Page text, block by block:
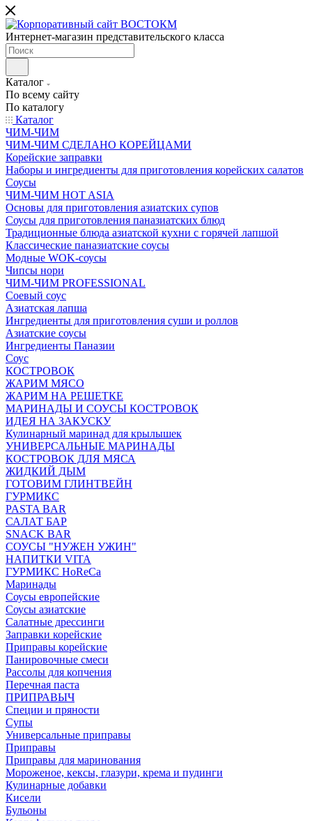
Интернет-магазин представительского класса
Каталог
По всему сайту
По каталогу
Каталог
ЧИМ-ЧИМ
ЧИМ-ЧИМ СДЕЛАНО КОРЕЙЦАМИ
Корейские заправки
Наборы и ингредиенты для приготовления корейских салатов
Соусы
ЧИМ-ЧИМ HOT ASIA
Основы для приготовления азиатских супов
Соусы для приготовления паназиатских блюд
Традиционные блюда азиатской кухни с горячей лапшой
Классические паназиатские соусы
Модные WOK-соусы
Чипсы нори
ЧИМ-ЧИМ PROFESSIONAL
Соевый соус
Азиатская лапша
Ингредиенты для приготовления суши и роллов
Азиатские соусы
Ингредиенты Паназии
Соус
КОСТРОВОК
ЖАРИМ МЯСО
ЖАРИМ НА РЕШЕТКЕ
МАРИНАДЫ И СОУСЫ КОСТРОВОК
ИДЕЯ НА ЗАКУСКУ
Кулинарный маринад для крылышек
УНИВЕРСАЛЬНЫЕ МАРИНАДЫ
КОСТРОВОК ДЛЯ МЯСА
ЖИДКИЙ ДЫМ
ГОТОВИМ ГЛИНТВЕЙН
ГУРМИКС
PASTA BAR
САЛАТ БАР
SNACK BAR
СОУСЫ "НУЖЕН УЖИН"
НАПИТКИ VITA
ГУРМИКС HoReCa
Маринады
Соусы европейские
Соуcы азиатские
Салатные дрессинги
Заправки корейские
Приправы корейские
Панировочные смеси
Рассолы для копчения
Перечная паста
ПРИПРАВЫЧ
Специи и пряности
Супы
Универсальные приправы
Приправы
Приправы для маринования
Мороженое, кексы, глазури, крема и пудинги
Кулинарные добавки
Кисели
Бульоны